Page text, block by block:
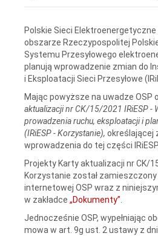
Polskie Sieci Elektroenergetyczne
obszarze Rzeczypospolitej
Systemu Przesyłowego
planują wprowadzenie zmian do
i Eksploatacji Sieci Przesyłowe
Mając powyższe na uwadze OSP
aktualizacji nrCK/15/2021 IRiESP -
prowadzenia ruchu, eksploatacji i
(IRiESP - Korzystanie), określającej
wprowadzenia do tej części IRiESP.
Projekty Karty aktualizacji nr CK/
Korzystanie został
internetowej OSP wraz z
w zakładce „Dokumenty”
Jednocześnie OSP, wypełniając
mowa w art. 9g ust. 2 ustawy z